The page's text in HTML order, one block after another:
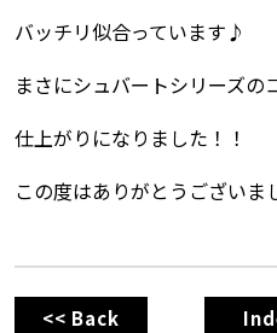
バッチリ似合っています♪
まさにシュバートシリーズ
仕上がりになりました！！
この度はありがとうございま
<< Back